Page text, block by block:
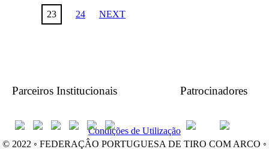
23 24 NEXT
Parceiros Institucionais Patrocinadores
Condições de Utilização
© 2022 ◦ FEDERAÇÂO PORTUGUESA DE TIRO COM ARCO ◦